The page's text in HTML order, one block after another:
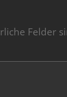
Felder